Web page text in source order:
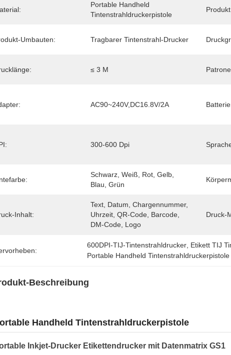
Portable Handheld
Tintenstrahldruckerpistole
Umbauten: Tragbarer Tintenstrahl-Drucker
≤ 3 M
AC90~240V,DC16.8V/2A
300-600 Dpi
Schwarz, Weiß, Rot, Gelb,
Blau, Grün
Inhalt:
Text, Datum, Chargennummer,
Uhrzeit, QR-Code, Barcode,
DM-Code, Logo
Druck-
600DPI-TIJ-Tintenstrahldrucker Etikett TIJ
Portable Handheld Tintenstrahldruckerpistole
Beschreibung
Handheld Tintenstrahldruckerpistole
Inkjet-Drucker Etikettendrucker mit Datenmatrix GS1